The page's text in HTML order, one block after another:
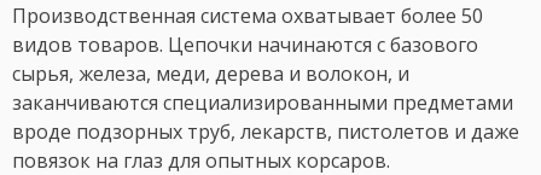
Производственная система охватывает более 50
видов товаров. Цепочки начинаются с базового
сырья, железа, меди, дерева и волокон, и
заканчиваются специализированными предметами
вроде подзорных труб, лекарств, пистолетов и даже
повязок на глаз для опытных корсаров.